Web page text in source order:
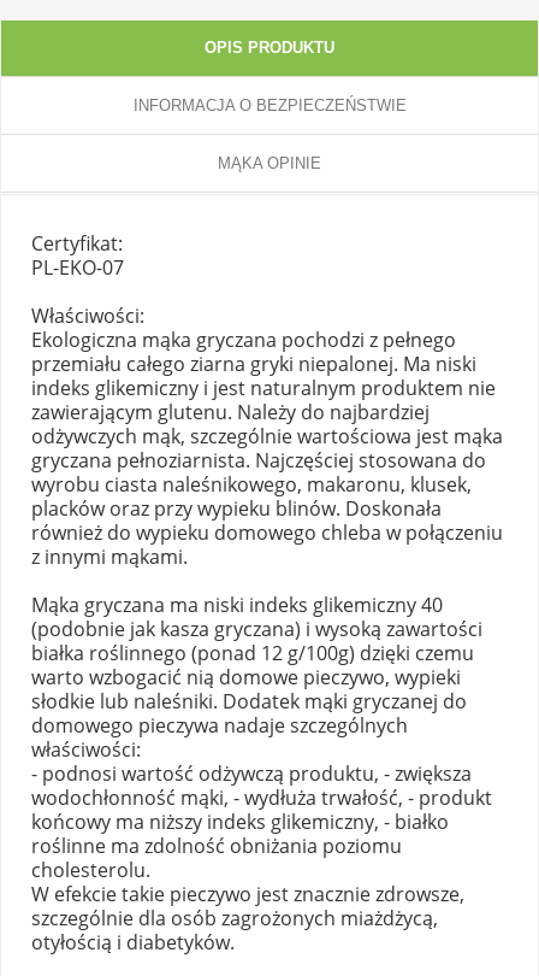
OPIS PRODUKTU
INFORMACJA O BEZPIECZEŃSTWIE
MĄKA OPINIE
Certyfikat:
PL-EKO-07
Właściwości:
Ekologiczna mąka gryczana pochodzi z pełnego
przemiału całego ziarna gryki niepalonej. Ma niski
indeks glikemiczny i jest naturalnym produktem nie
zawierającym glutenu. Należy do najbardziej
odżywczych mąk, szczególnie wartościowa jest mąka
gryczana pełnoziarnista. Najczęściej stosowana do
wyrobu ciasta naleśnikowego, makaronu, klusek,
placków oraz przy wypieku blinów. Doskonała
również do wypieku domowego chleba w połączeniu
z innymi mąkami.
Mąka gryczana ma niski indeks glikemiczny 40
(podobnie jak kasza gryczana) i wysoką zawartości
białka roślinnego (ponad 12 g/100g) dzięki czemu
warto wzbogacić nią domowe pieczywo, wypieki
słodkie lub naleśniki. Dodatek mąki gryczanej do
domowego pieczywa nadaje szczególnych
właściwości:
- podnosi wartość odżywczą produktu, - zwiększa
wodochłonność mąki, - wydłuża trwałość, - produkt
końcowy ma niższy indeks glikemiczny, - białko
roślinne ma zdolność obniżania poziomu
cholesterolu.
W efekcie takie pieczywo jest znacznie zdrowsze,
szczególnie dla osób zagrożonych miażdżycą,
otyłością i diabetyków.